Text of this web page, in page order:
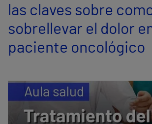
Comunicación
las claves sobre
sobrellevar el dolor
paciente oncológico